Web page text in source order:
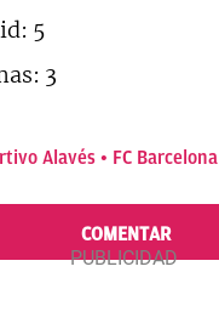
5
3
Alavés FC Barcelona
COMENTAR